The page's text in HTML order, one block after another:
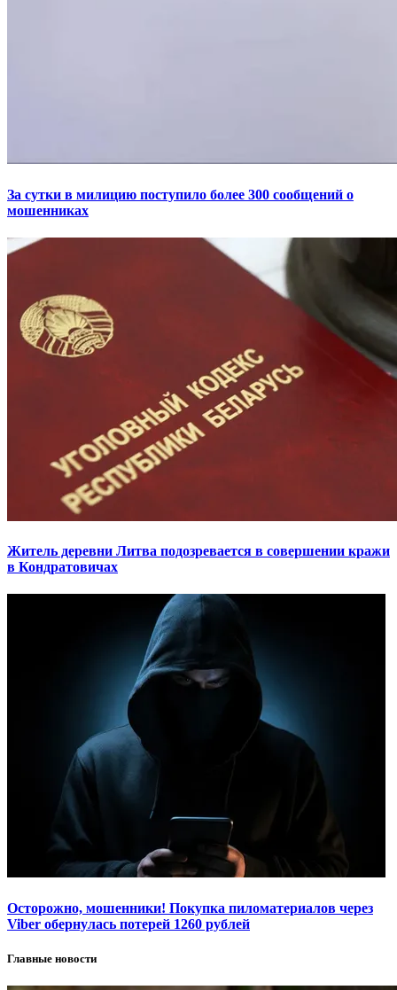
За сутки в милицию поступило более 300 сообщений о
мошенниках
Житель деревни Литва подозревается в совершении кражи
в Кондратовичах
Осторожно, мошенники! Покупка пиломатериалов через
Viber обернулась потерей 1260 рублей
Главные новости